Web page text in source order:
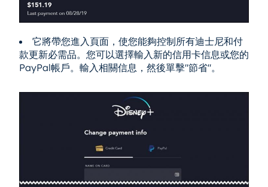
它將帶您進入頁面，使您能夠控制所有迪士尼和付
款更新必需品。您可以選擇輸入新的信用卡信息或您的
PayPal帳戶。輸入相關信息，然後單擊"節省"。